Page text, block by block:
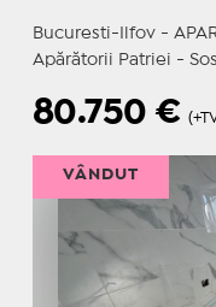
Bucuresti-Ilfov -
Apărătorii Patriei -
80.750€
VÂNDUT